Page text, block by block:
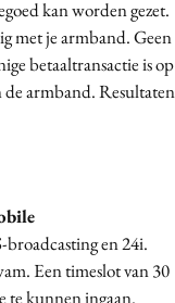
kan worden gezet.
met je armband. Geen
betaaltransactie is op
de armband. Resultaten
broadcasting en 24i.
Een timeslot van 30
te kunnen ingaan.